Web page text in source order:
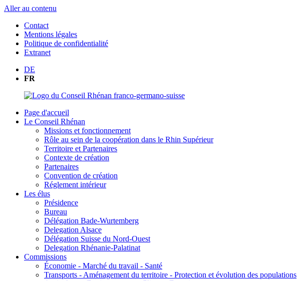
Aller au contenu
Contact
Mentions légales
Politique de confidentialité
Extranet
DE
FR
Page d'accueil
Le Conseil Rhénan
Missions et fonctionnement
Rôle au sein de la coopération dans le Rhin Supérieur
Territoire et Partenaires
Contexte de création
Partenaires
Convention de création
Réglement intérieur
Les élus
Présidence
Bureau
Délégation Bade-Wurtemberg
Delegation Alsace
Délégation Suisse du Nord-Ouest
Delegation Rhénanie-Palatinat
Commissions
Économie - Marché du travail - Santé
Transports - Aménagement du territoire - Protection et évolution des populations